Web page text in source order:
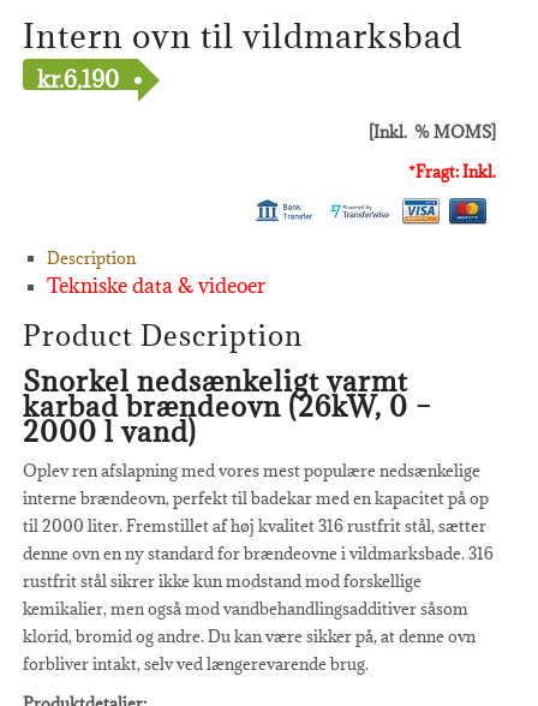
Intern ovn til vildmarksbad
kr.6,190
[Inkl. % MOMS]
*Fragt: Inkl.
Description
Tekniske data & videoer
Product Description
Snorkel nedsænkeligt varmt
karbad brændeovn (26kW, 0 –
2000 l vand)
Oplev ren afslapning med vores mest populære nedsænkelige
interne brændeovn, perfekt til badekar med en kapacitet på op
til 2000 liter. Fremstillet af høj kvalitet 316 rustfrit stål, sætter
denne ovn en ny standard for brændeovne i vildmarksbade. 316
rustfrit stål sikrer ikke kun modstand mod forskellige
kemikalier, men også mod vandbehandlingsadditiver såsom
klorid, bromid og andre. Du kan være sikker på, at denne ovn
forbliver intakt, selv ved længerevarende brug.